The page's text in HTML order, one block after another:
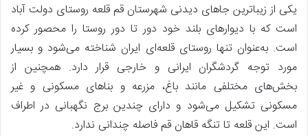
یکی از زیباترین جاهای دیدنی شهرستان قم قلعه روستای دولت آباد
است که با دیوارهای بلند خود دور تا دور روستا را محصور کرده
است. به‌عنوان تنها روستای قلعه‌ای ایران شناخته می‌شود و بسیار
مورد توجه گردشگران ایرانی و خارجی قرار دارد. همچنین از
بخش‌های مختلفی مانند باغ، مزرعه و بناهای مسکونی و غیر
مسکونی تشکیل می‌شود و دارای چندین برج نگهبانی در اطراف
است. این قلعه تا تنگه قاهان قم فاصله چندانی ندارد.